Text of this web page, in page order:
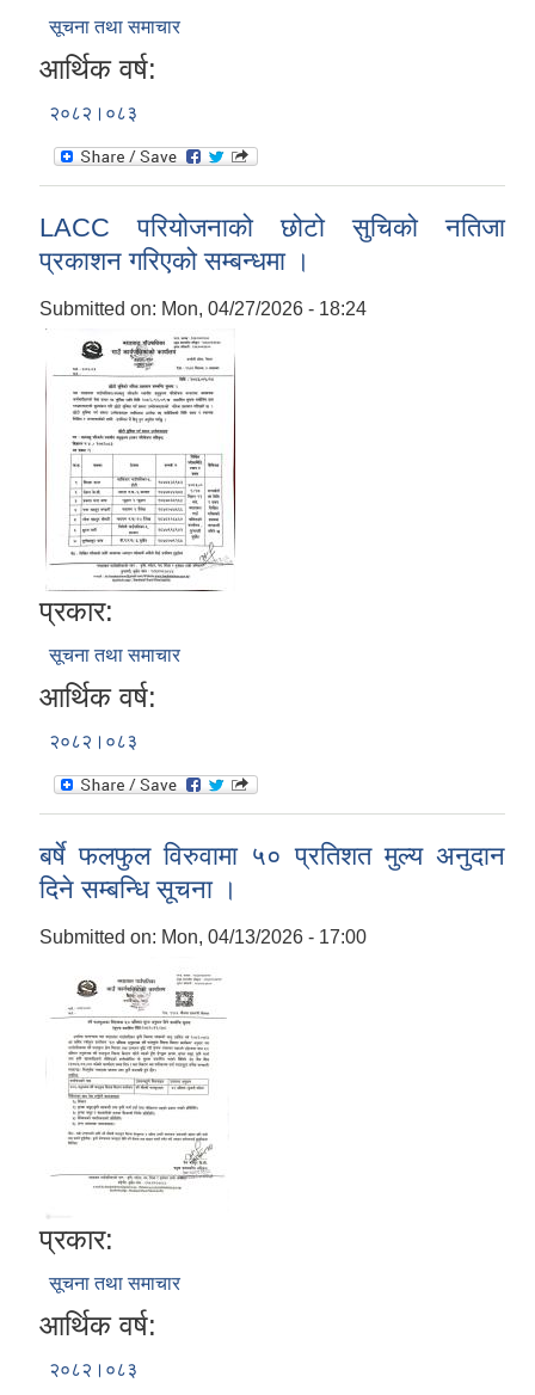
सूचना तथा समाचार
आर्थिक वर्ष:
२०८२।०८३
LACC परियोजनाको छोटो सुचिको नतिजा
प्रकाशन गरिएको सम्बन्धमा ।
Submitted on: Mon, 04/27/2026 - 18:24
प्रकार:
सूचना तथा समाचार
आर्थिक वर्ष:
२०८२।०८३
बर्षे फलफुल विरुवामा ५० प्रतिशत मुल्य अनुदान
दिने सम्बन्धि सूचना ।
Submitted on: Mon, 04/13/2026 - 17:00
प्रकार:
सूचना तथा समाचार
आर्थिक वर्ष:
२०८२।०८३